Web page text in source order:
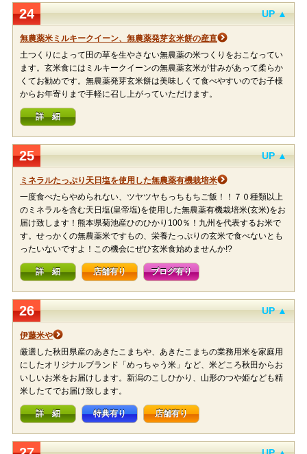
24 UP ▲
無農薬米ミルキークイーン、無農薬発芽玄米餅の産直
土つくりによって田の草を生やさない無農薬の米つくりをおこなってい
ます。玄米食にはミルキークイーンの無農薬玄米が甘みがあって柔らか
くてお勧めです。無農薬発芽玄米餅は美味しくて食べやすいのでお子様
からお年寄りまで手軽に召し上がっていただけます。
詳 細
25 UP ▲
ミネラルたっぷり天日塩を使用した無農薬有機栽培米
一度食べたらやめられない、ツヤツヤもっちもちご飯！！７０種類以上
のミネラルを含む天日塩(皇帝塩)を使用した無農薬有機栽培米(玄米)をお
届け致します！熊本県菊池産ひのひかり100％！九州を代表するお米で
す。せっかくの無農薬米ですもの、栄養たっぷりの玄米で食べないとも
ったいないですよ！この機会にぜひ玄米食始めませんか!?
詳 細 店舗有り ブログ有り
26 UP ▲
伊藤米や
厳選した秋田県産のあきたこまちや、あきたこまちの業務用米を家庭用
にしたオリジナルブランド「めっちゃう米」など、米どころ秋田からお
いしいお米をお届けします。新潟のこしひかり、山形のつや姫なども精
米したてでお届け致します。
詳 細 特典有り 店舗有り